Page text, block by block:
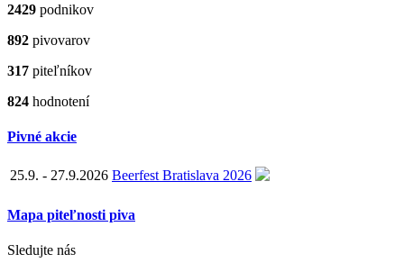
2429 podnikov
892 pivovarov
317 piteľníkov
824 hodnotení
Pivné akcie
25.9. - 27.9.2026 Beerfest Bratislava 2026
Mapa piteľnosti piva
Sledujte nás